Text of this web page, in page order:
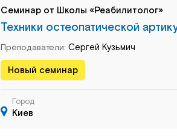
Семинар от Школы «Реабилитолог»
Техники остеопатической
Преподаватели: Сергей Кузьмич
Новый семинар
Город
Киев